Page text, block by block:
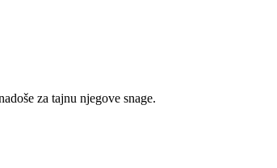
za tajnu njegove snage.